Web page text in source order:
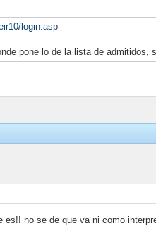
login.asp
pone lo de la lista de
no se de que va ni como